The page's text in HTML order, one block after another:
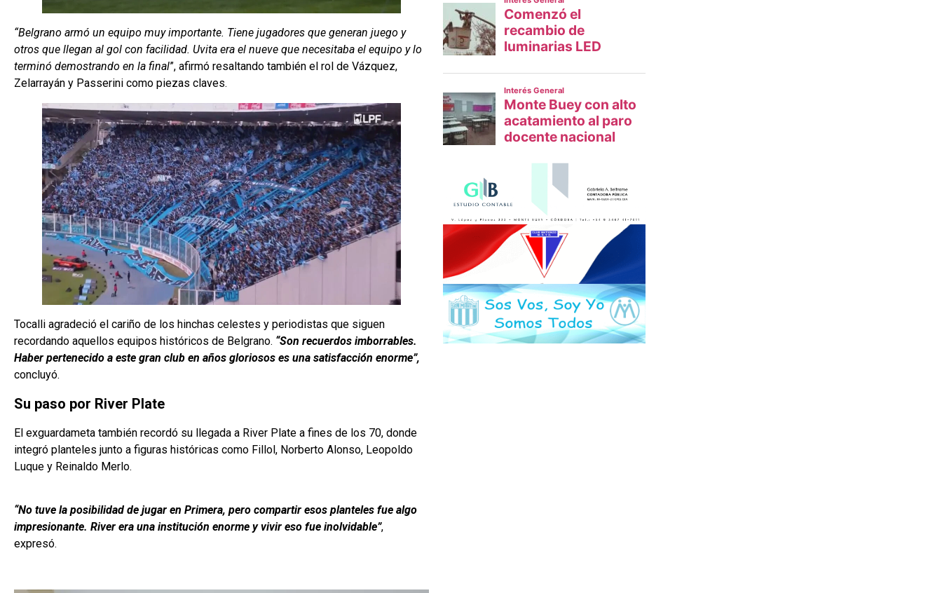
“Belgrano armó un equipo muy importante. Tiene jugadores que generan juego y
otros que llegan al gol con facilidad. Uvita era el nueve que necesitaba el equipo y lo
terminó demostrando en la final”, afirmó resaltando también el rol de Vázquez,
Zelarrayán y Passerini como piezas claves.
Tocalli agradeció el cariño de los hinchas celestes y periodistas que siguen
recordando aquellos equipos históricos de Belgrano. “Son recuerdos imborrables.
Haber pertenecido a este gran club en años gloriosos es una satisfacción enorme”,
concluyó.
Su paso por River Plate
El exguardameta también recordó su llegada a River Plate a fines de los 70, donde
integró planteles junto a figuras históricas como Fillol, Norberto Alonso, Leopoldo
Luque y Reinaldo Merlo.
“No tuve la posibilidad de jugar en Primera, pero compartir esos planteles fue algo
impresionante. River era una institución enorme y vivir eso fue inolvidable”,
expresó.